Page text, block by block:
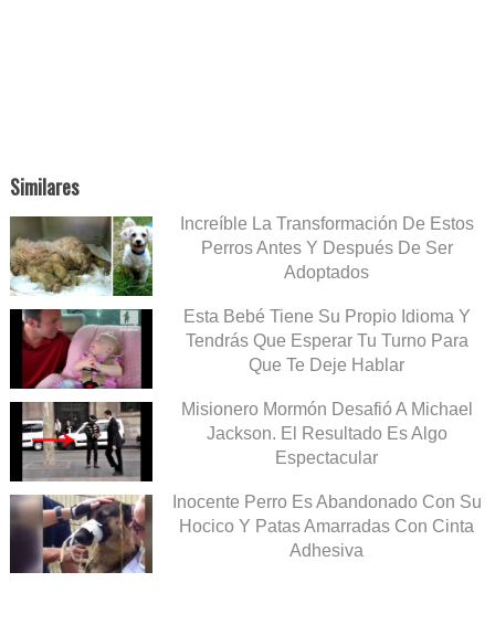
Similares
Increíble La Transformación De Estos
Perros Antes Y Después De Ser
Adoptados
Esta Bebé Tiene Su Propio Idioma Y
Tendrás Que Esperar Tu Turno Para
Que Te Deje Hablar
Misionero Mormón Desafió A Michael
Jackson. El Resultado Es Algo
Espectacular
Inocente Perro Es Abandonado Con Su
Hocico Y Patas Amarradas Con Cinta
Adhesiva